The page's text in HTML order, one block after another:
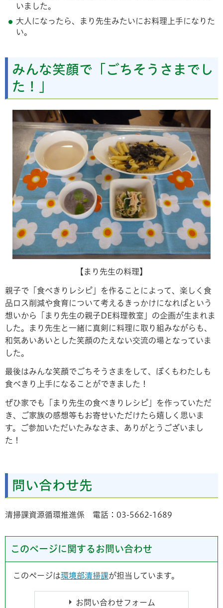
いました。
大人になったら、まり先生みたいにお料理上手になりた
い。
みんな笑顔で「ごちそうさまでし
た！」
【まり先生の料理】
親子で「食べきりレシピ」を作ることによって、楽しく食
品ロス削減や食育について考えるきっかけになればという
想いから「まり先生の親子DE料理教室」の企画が生まれま
した。まり先生と一緒に真剣に料理に取り組みながらも、
和気あいあいとした笑顔のたえない交流の場となっていま
した。
最後はみんな笑顔でごちそうさまをして、ぼくもわたしも
食べきり上手になることができました！
ぜひ家でも「まり先生の食べきりレシピ」を作っていただ
き、ご家族の感想等もお寄せいただけたら嬉しく思いま
す。ご参加いただいたみなさま、ありがとうございまし
た！
問い合わせ先
清掃課資源循環推進係 電話：03-5662-1689
このページに関するお問い合わせ
このページは環境部清掃課が担当しています。